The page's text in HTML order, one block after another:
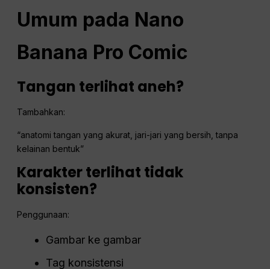
Umum pada Nano
Banana Pro Comic
Tangan terlihat aneh?
Tambahkan:
“anatomi tangan yang akurat, jari-jari yang bersih, tanpa
kelainan bentuk”
Karakter terlihat tidak
konsisten?
Penggunaan:
Gambar ke gambar
Tag konsistensi